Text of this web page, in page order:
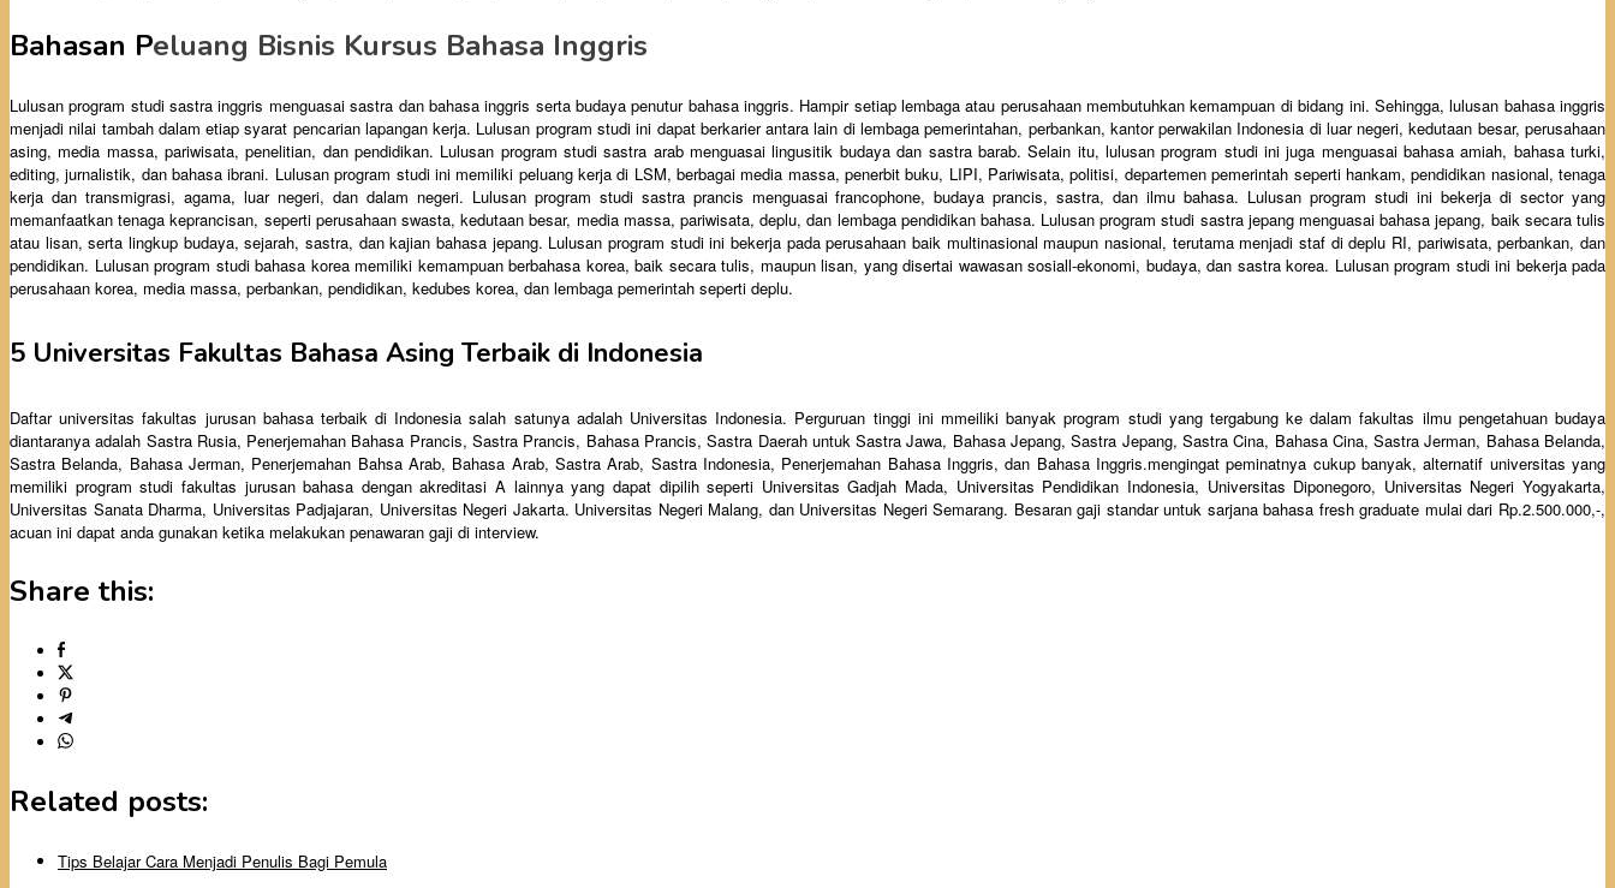
Bahasan Peluang Bisnis Kursus Bahasa Inggris
Lulusan program studi sastra inggris menguasai sastra dan bahasa inggris serta budaya penutur bahasa inggris. Hampir setiap lembaga atau perusahaan membutuhkan kemampuan di bidang ini. Sehingga, lulusan bahasa inggris
menjadi nilai tambah dalam etiap syarat pencarian lapangan kerja. Lulusan program studi ini dapat berkarier antara lain di lembaga pemerintahan, perbankan, kantor perwakilan Indonesia di luar negeri, kedutaan besar, perusahaan
asing, media massa, pariwisata, penelitian, dan pendidikan. Lulusan program studi sastra arab menguasai lingusitik budaya dan sastra barab. Selain itu, lulusan program studi ini juga menguasai bahasa amiah, bahasa turki,
editing, jurnalistik, dan bahasa ibrani. Lulusan program studi ini memiliki peluang kerja di LSM, berbagai media massa, penerbit buku, LIPI, Pariwisata, politisi, departemen pemerintah seperti hankam, pendidikan nasional, tenaga
kerja dan transmigrasi, agama, luar negeri, dan dalam negeri. Lulusan program studi sastra prancis menguasai francophone, budaya prancis, sastra, dan ilmu bahasa. Lulusan program studi ini bekerja di sector yang
memanfaatkan tenaga keprancisan, seperti perusahaan swasta, kedutaan besar, media massa, pariwisata, deplu, dan lembaga pendidikan bahasa. Lulusan program studi sastra jepang menguasai bahasa jepang, baik secara tulis
atau lisan, serta lingkup budaya, sejarah, sastra, dan kajian bahasa jepang. Lulusan program studi ini bekerja pada perusahaan baik multinasional maupun nasional, terutama menjadi staf di deplu RI, pariwisata, perbankan, dan
pendidikan. Lulusan program studi bahasa korea memiliki kemampuan berbahasa korea, baik secara tulis, maupun lisan, yang disertai wawasan sosiall-ekonomi, budaya, dan sastra korea. Lulusan program studi ini bekerja pada
perusahaan korea, media massa, perbankan, pendidikan, kedubes korea, dan lembaga pemerintah seperti deplu.
5 Universitas Fakultas Bahasa Asing Terbaik di Indonesia
Daftar universitas fakultas jurusan bahasa terbaik di Indonesia salah satunya adalah Universitas Indonesia. Perguruan tinggi ini mmeiliki banyak program studi yang tergabung ke dalam fakultas ilmu pengetahuan budaya
diantaranya adalah Sastra Rusia, Penerjemahan Bahasa Prancis, Sastra Prancis, Bahasa Prancis, Sastra Daerah untuk Sastra Jawa, Bahasa Jepang, Sastra Jepang, Sastra Cina, Bahasa Cina, Sastra Jerman, Bahasa Belanda,
Sastra Belanda, Bahasa Jerman, Penerjemahan Bahsa Arab, Bahasa Arab, Sastra Arab, Sastra Indonesia, Penerjemahan Bahasa Inggris, dan Bahasa Inggris.mengingat peminatnya cukup banyak, alternatif universitas yang
memiliki program studi fakultas jurusan bahasa dengan akreditasi A lainnya yang dapat dipilih seperti Universitas Gadjah Mada, Universitas Pendidikan Indonesia, Universitas Diponegoro, Universitas Negeri Yogyakarta,
Universitas Sanata Dharma, Universitas Padjajaran, Universitas Negeri Jakarta. Universitas Negeri Malang, dan Universitas Negeri Semarang. Besaran gaji standar untuk sarjana bahasa fresh graduate mulai dari Rp.2.500.000,-,
acuan ini dapat anda gunakan ketika melakukan penawaran gaji di interview.
Share this:
Related posts:
Tips Belajar Cara Menjadi Penulis Bagi Pemula